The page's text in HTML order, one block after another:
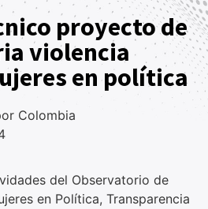
proyecto de
violencia
en política
Colombia
del Observatorio de
en Política, Transparencia